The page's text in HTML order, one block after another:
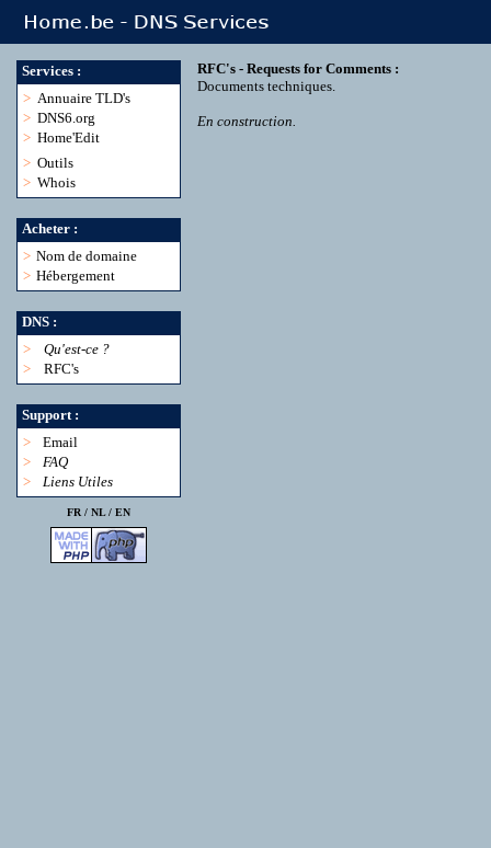
Services :
> Annuaire TLD's
> DNS6.org
> Home'Edit
> Outils
> Whois
Acheter :
> Nom de domaine
> Hébergement
DNS :
>
Qu'est-ce ?
>
RFC's
Support :
>
Email
>
FAQ
>
Liens Utiles
FR / NL/ EN
RFC's - Requests for Comments :
Documents techniques.
En construction.